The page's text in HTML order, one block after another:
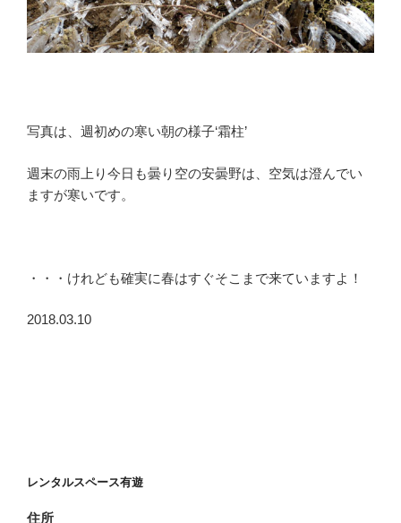
写真は、週初めの寒い朝の様子‘霜柱’
週末の雨上り今日も曇り空の安曇野は、空気は澄んでい
ますが寒いです。
・・・けれども確実に春はすぐそこまで来ていますよ！
2018.03.10
レンタルスペース有遊
住所